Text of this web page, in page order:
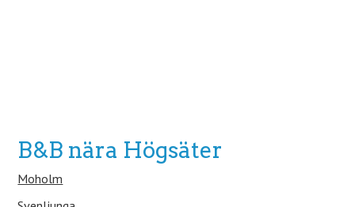
B&B nära Högsäter
Moholm